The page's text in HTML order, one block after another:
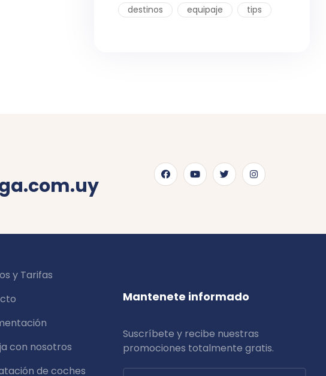
destinos equipaje tips
y Tarifas
con nosotros
de coches
Mantenete informado
Suscríbete y recibe nuestras
promociones totalmente gratis.